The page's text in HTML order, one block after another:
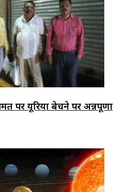
पर यूरिया बेचने पर अन्नपूर्णा